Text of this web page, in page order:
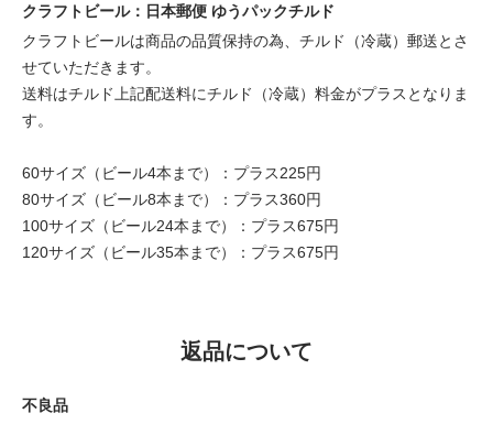
クラフトビール：日本郵便 ゆうパックチルド
クラフトビールは商品の品質保持の為、チルド（冷蔵）郵送とさ
せていただきます。
送料はチルド上記配送料にチルド（冷蔵）料金がプラスとなりま
す。
60サイズ（ビール4本まで）：プラス225円
80サイズ（ビール8本まで）：プラス360円
100サイズ（ビール24本まで）：プラス675円
120サイズ（ビール35本まで）：プラス675円
返品について
不良品